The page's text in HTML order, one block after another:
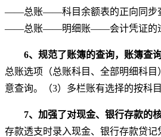
——总账——科目余额表的正向同步
——总账——明细账——会计凭证的逆
6、规范了账簿的查询，账簿查
总账选项（总账科目、全部明细科
意查询。（3）多栏账有选择的按科
7、加强了对现金、银行存款的核
存款透支时录入现金、银行存款贷记